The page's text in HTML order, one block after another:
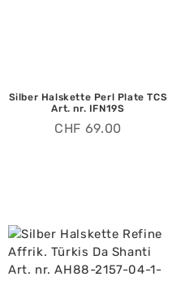
Silber Halskette Perl Plate TCS
Art. nr. IFN19S
CHF 69.00